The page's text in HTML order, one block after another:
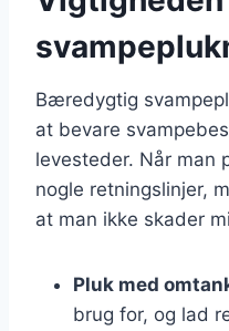
Bæredygtig
at bevare
levesteder. Når man
nogle retningslinjer,
at man ikke skader
Pluk med
brug for, og lad